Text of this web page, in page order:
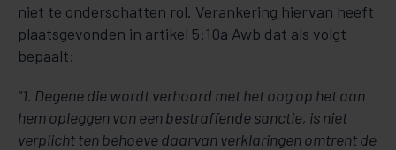
niet te onderschatten rol. Verankering hiervan heeft
plaatsgevonden in artikel 5:10a Awb dat als volgt
bepaalt:
“1. Degene die wordt verhoord met het oog op het aan
hem opleggen van een bestraffende sanctie, is niet
verplicht ten behoeve daarvan verklaringen omtrent de